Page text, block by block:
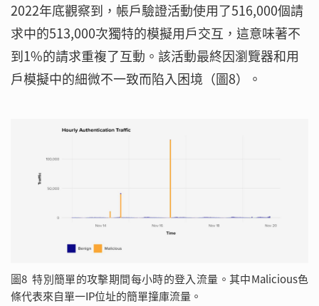
2022年底觀察到，帳戶驗證活動使用了516,000個請
求中的513,000次獨特的模擬用戶交互，這意味著不
到1%的請求重複了互動。該活動最終因瀏覽器和用
戶模擬中的細微不一致而陷入困境（圖8）。
圖8 特別簡單的攻擊期間每小時的登入流量。其中Malicious色
條代表來自單一IP位址的簡單撞庫流量。